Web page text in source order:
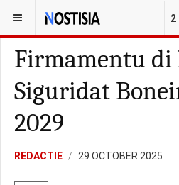
2
YOU ARE HERE: BONAIRE LOKAL
Firmamentu di
Siguridat
2029
REDACTIE 29 OCTOBER 2025